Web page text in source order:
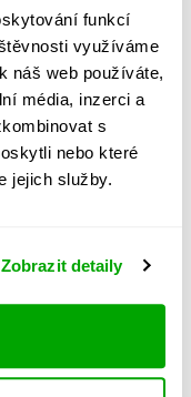
funkcí
využíváme
náš web používáte,
média, inzerci a
s
nebo které
jejich služby.
Zobrazit detaily
verzi, na